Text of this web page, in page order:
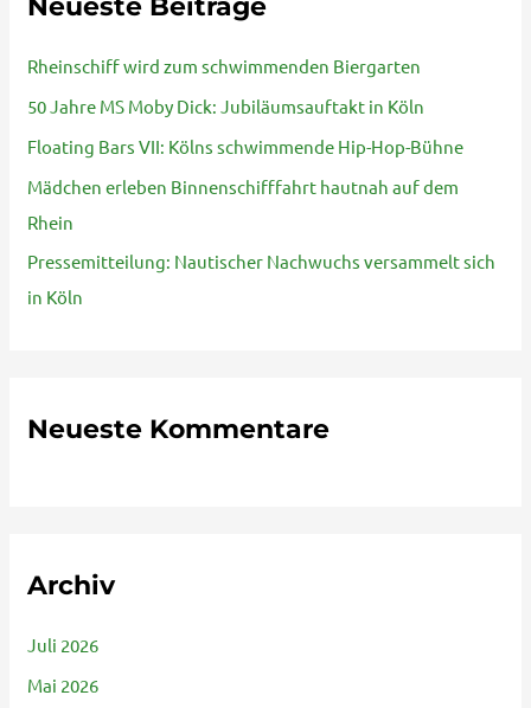
e
n
a
c
h
:
Rheinschiff wird zum schwimmenden Biergarten
50 Jahre MS Moby Dick: Jubiläumsauftakt in Köln
Floating Bars VII: Kölns schwimmende Hip-Hop-Bühne
Mädchen erleben Binnenschifffahrt hautnah auf dem
Rhein
Pressemitteilung: Nautischer Nachwuchs versammelt sich
in Köln
Neueste Kommentare
Archiv
Juli 2026
Mai 2026